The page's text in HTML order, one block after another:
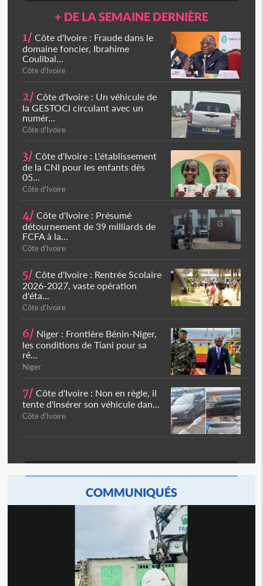
+ DE LA SEMAINE DERNIÈRE
1/ Côte d'Ivoire : Fraude dans le
domaine foncier, Ibrahime
Coulibal...
Côte d'Ivoire
2/ Côte d'Ivoire : Un véhicule de
la GESTOCI circulant avec un
numér...
Côte d'Ivoire
3/ Côte d'Ivoire : L'établissement
de la CNI pour les enfants dès
05...
Côte d'Ivoire
4/ Côte d'Ivoire : Présumé
détournement de 39 milliards de
FCFA à la...
Côte d'Ivoire
5/ Côte d'Ivoire : Rentrée Scolaire
2026-2027, vaste opération
d'éta...
Côte d'Ivoire
6/ Niger : Frontière Bénin-Niger,
les conditions de Tiani pour sa
ré...
Niger
7/ Côte d'Ivoire : Non en règle, il
tente d'insérer son véhicule dan...
Côte d'Ivoire
COMMUNIQUÉS